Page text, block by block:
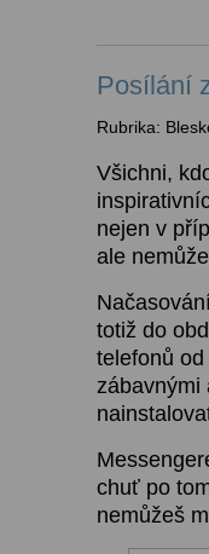
Posílání
Rubrika:
Všichni,
nejen v
ale
totiž do
telefonů
zábavnými
chuť po
nemůžeš